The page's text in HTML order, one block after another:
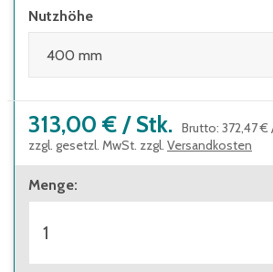
Gesamthöhe = Nutzhöhe +
Nutzhöhe
313,00 € / Stk. Brutto: 372,47 €
zzgl. gesetzl. MwSt. zzgl. Versandkosten
Menge: